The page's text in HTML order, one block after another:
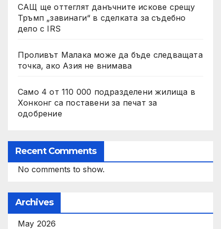
САЩ ще оттеглят данъчните искове срещу
Тръмп „завинаги“ в сделката за съдебно
дело с IRS
Проливът Малака може да бъде следващата
точка, ако Азия не внимава
Само 4 от 110 000 подразделени жилища в
Хонконг са поставени за печат за
одобрение
Recent Comments
No comments to show.
Archives
May 2026